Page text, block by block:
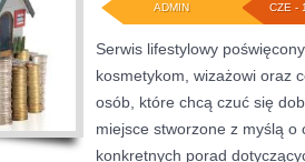
CZE -
ADMIN
Serwis lifestylowy
kosmetykom, wizażowi oraz
osób, które chcą czuć się
miejsce stworzone z myślą o
konkretnych porad